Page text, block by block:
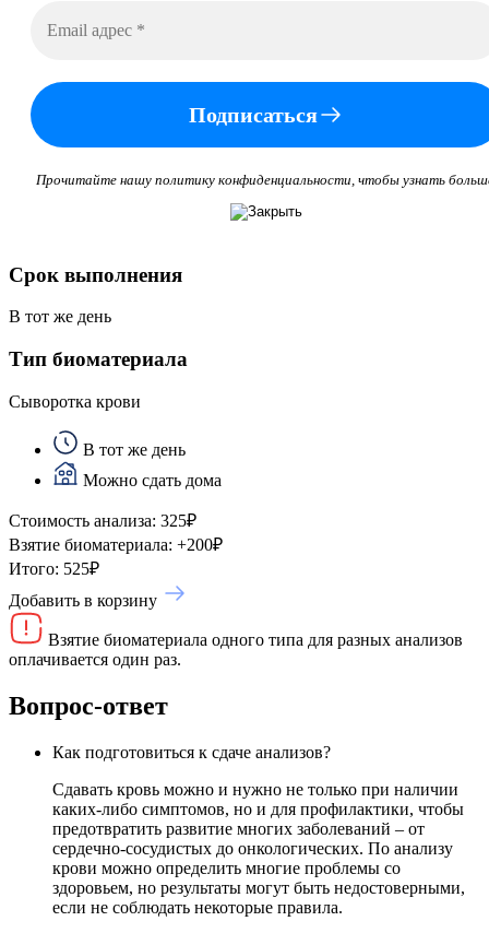
Подписаться
Прочитайте нашу политику конфиденциальности, чтобы узнать
Срок выполнения
В тот же день
Тип биоматериала
Сыворотка крови
В тот же день
Можно сдать дома
Стоимость анализа: 325₽
Взятие биоматериала: +200₽
Итого: 525₽
Добавить в корзину
Взятие биоматериала одного типа для разных анализов
оплачивается один раз.
Вопрос-ответ
Как подготовиться к сдаче анализов?
Сдавать кровь можно и нужно не только при наличии
каких-либо симптомов, но и для профилактики, чтобы
предотвратить развитие многих заболеваний – от
сердечно-сосудистых до онкологических. По анализу
крови можно определить многие проблемы со
здоровьем, но результаты могут быть недостоверными,
если не соблюдать некоторые правила.